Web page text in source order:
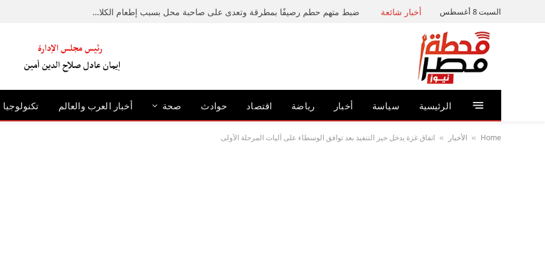
السبت 8 أغسطس أخبار شائعة ضبط متهم حطم رصيفًا بمطرقة وتعدى على صاحبة محل بسبب إطعام الكلاب الضالة بالإسكندرية
الرئيسية سياسة أخبار رياضة اقتصاد حوادث صحة أخبار العرب والعالم تكنولوجيا
Home
» الأخبار » اتفاق غزة يدخل حيز التنفيذ بعد توافق الوسطاء على آليات المرحلة الأولى